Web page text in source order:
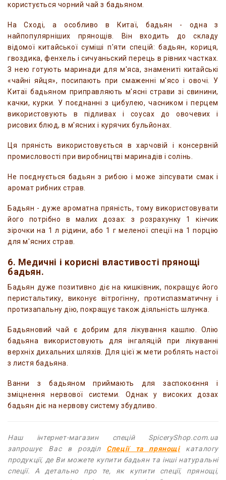
користується чорний чай з бадьяном.
На Сході, а особливо в Китаї, бадьян - одна з
найпопулярніших прянощів. Він входить до складу
відомої китайської суміші п'яти спецій: бадьян, кориця,
гвоздика, фенхель і сичуаньский перець в рівних частках.
З нею готують маринади для м'яса, знамениті китайські
«чайні яйця», посипають при смаженні м'ясо і овочі. У
Китаї бадьяном приправляють м'ясні страви зі свинини,
качки, курки. У поєднанні з цибулею, часником і перцем
використовують в підливах і соусах до овочевих і
рисових блюд, в м'ясних і курячих бульйонах.
Ця пряність використовується в харчовій і консервній
промисловості при виробництві маринадів і солінь.
Не поєднується бадьян з рибою і може зіпсувати смак і
аромат рибних страв.
Бадьян - дуже ароматна пряність, тому використовувати
його потрібно в малих дозах: з розрахунку 1 кінчик
зірочки на 1 л рідини, або 1 г меленої спеції на 1 порцію
для м'ясних страв.
6. Медичні і корисні властивості прянощі
бадьян.
Бадьян дуже позитивно діє на кишківник, покращує його
перистальтику, виконує вітрогінну, протиспазматичну і
протизапальну дію, покращує також діяльність шлунка.
Бадьяновий чай є добрим для лікування кашлю. Олію
бадьяна використовують для інгаляцій при лікуванні
верхніх дихальних шляхів. Для цієї ж мети роблять настої
з листя бадьяна.
Ванни з бадьяном приймають для заспокоєння і
зміцнення нервової системи. Однак у високих дозах
бадьян діє на нервову систему збудливо.
Наш інтернет-магазин спецій SpiceryShop.com.ua
запрошує Вас в розділ
Спеції та прянощі
каталогу
продукції, де Ви можете купити бадьян та інші натуральні
спеції. А детально про те, як купити спеції, прянощі,